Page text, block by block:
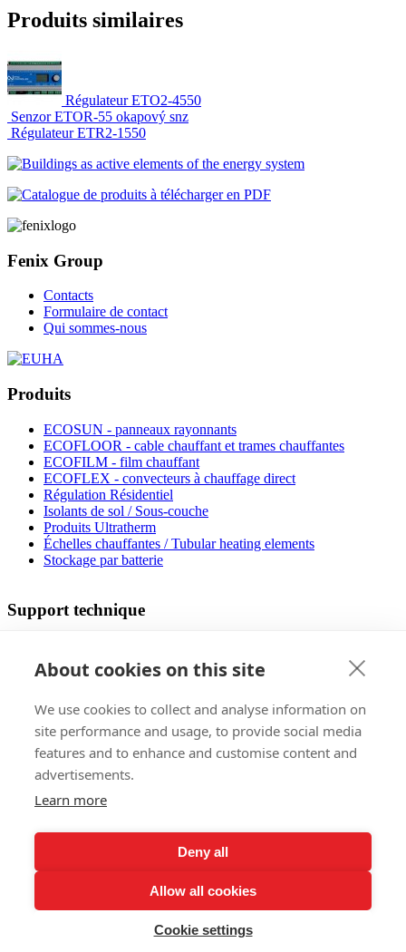
Produits similaires
Régulateur ETO2-4550
Senzor ETOR-55 okapový snz
Régulateur ETR2-1550
Fenix Group
Contacts
Formulaire de contact
Qui sommes-nous
Produits
ECOSUN - panneaux rayonnants
ECOFLOOR - cable chauffant et trames chauffantes
ECOFILM - film chauffant
ECOFLEX - convecteurs à chauffage direct
Régulation Résidentiel
Isolants de sol / Sous-couche
Produits Ultratherm
Échelles chauffantes / Tubular heating elements
Stockage par batterie
Support technique
Coût de l'opération
Des manuels
Fichiers à télécharger
Les certificats
Vidéo du processus d'assemblage
Vente
Invitation au l'exposition
Enregistrement garantie à vie …
Politique de confidentialité
Abonnez-vous à la newsletter
About cookies on this site
We use cookies to collect and analyse information on
site performance and usage, to provide social media
features and to enhance and customise content and
advertisements.
Learn more
Deny all
Allow all cookies
Cookie settings